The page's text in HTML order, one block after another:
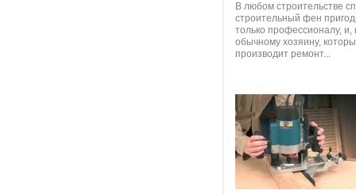
В любом строительстве
строительный фен
только профессионалу, и,
обычному хозяину,
производит ремонт...